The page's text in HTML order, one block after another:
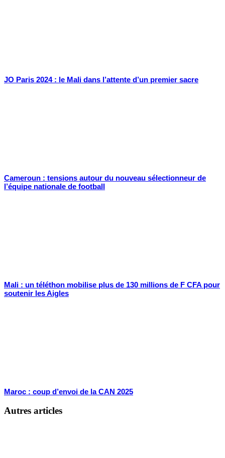
JO Paris 2024 : le Mali dans l’attente d’un premier sacre
Cameroun : tensions autour du nouveau sélectionneur de
l’équipe nationale de football
Mali : un téléthon mobilise plus de 130 millions de F CFA pour
soutenir les Aigles
Maroc : coup d’envoi de la CAN 2025
Autres articles